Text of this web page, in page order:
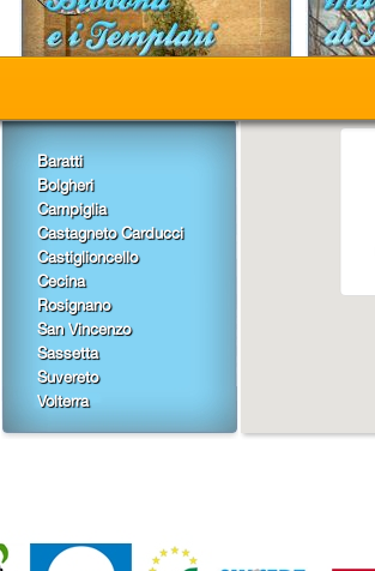
Baratti
Bolgheri
Campiglia
Castagneto Carducci
Castiglioncello
Cecina
Rosignano
San Vincenzo
Sassetta
Suvereto
Volterra